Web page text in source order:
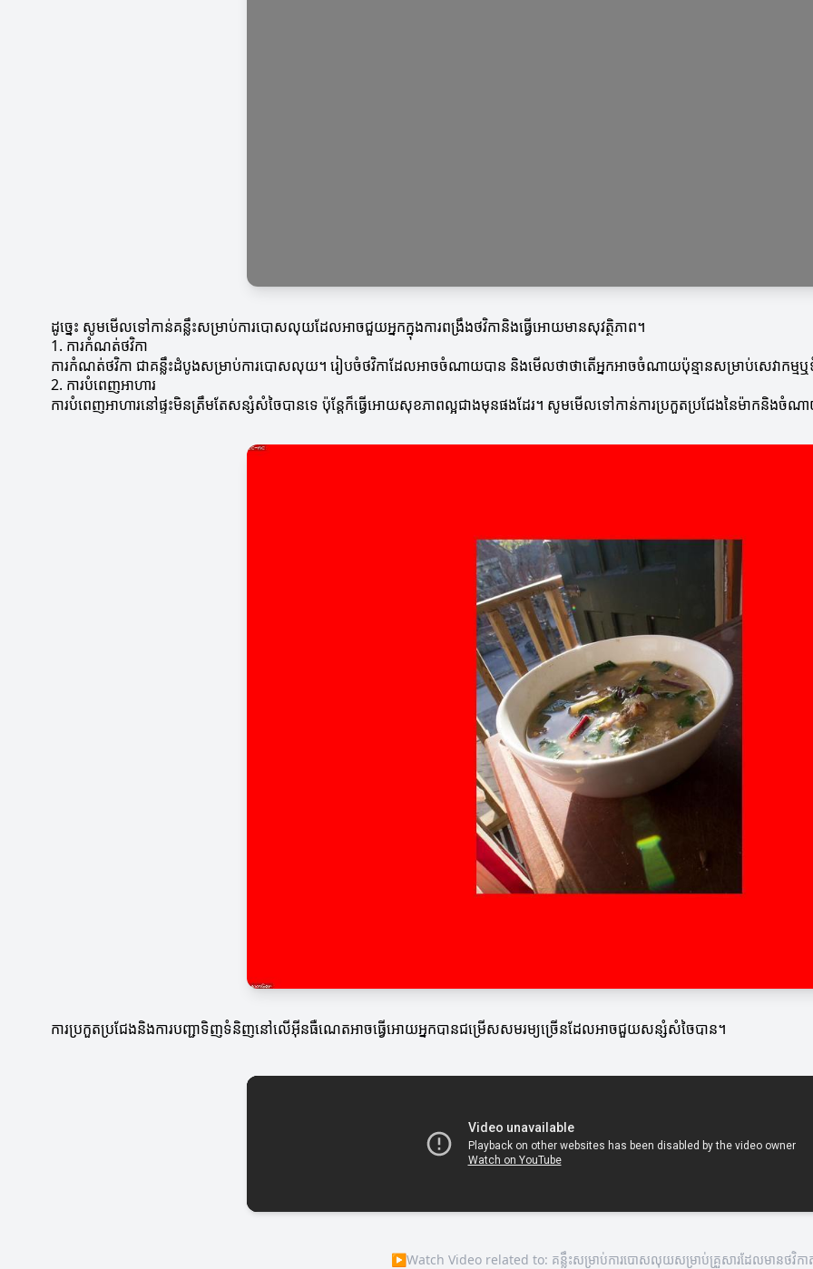
ដូច្នេះ សូមមើលទៅកាន់គន្លឹះសម្រាប់ការបោសលុយដែលអាចជួយអ្នកក្នុងការពង្រឹងថវិកានិងធ្វើអោយមានសុវត្ថិភាព។
1. ការកំណត់ថវិកា
ការកំណត់ថវិកា ជាគន្លឹះដំបូងសម្រាប់ការបោសលុយ។ រៀបចំថវិកាដែលអាចចំណាយបាន និងមើលថាថាតើអ្នកអាចចំណាយប៉ុន្មានសម្រាប់សេវាកម្ម
2. ការបំពេញអាហារ
ការបំពេញអាហារនៅផ្ទះមិនត្រឹមតែសន្សំសំចៃបានទេ ប៉ុន្តែក៏ធ្វើអោយសុខភាពល្អជាងមុនផងដែរ។ សូមមើលទៅកាន់ការប្រកួតប្រជែងនៃម៉ាកនិង
ការប្រកួតប្រជែងនិងការបញ្ជាទិញទំនិញនៅលើអ៊ីនធឺណេតអាចធ្វើអោយអ្នកបានជម្រើសសមរម្យច្រើនដែលអាចជួយសន្សំសំចៃបាន។
▶Watch Video related to: គន្លឹះសម្រាប់ការបោសលុយសម្រាប់គ្រួសារដែលមានថវិកា